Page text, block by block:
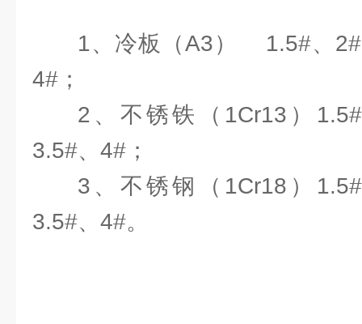
1、冷板（A3） 1.5#、
4#；
2、不锈铁（1Cr13）
3.5#、4#；
3、不锈钢（1Cr18）
3.5#、4#。